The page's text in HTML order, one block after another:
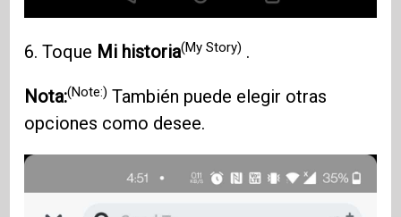
6. Toque Mi historia(My Story) .
Nota:(Note:) También puede elegir otras
opciones como desee.